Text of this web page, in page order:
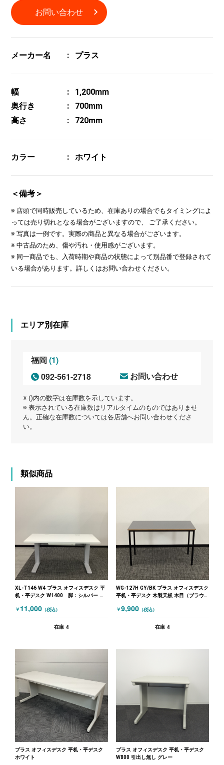
お問い合わせ
メーカー名 プラス
幅
1,200mm
奥行き
700mm
高さ
720mm
カラー ホワイト
＜備考＞
※ 店頭で同時販売しているため、在庫ありの場合でもタイミングによ
っては売り切れとなる場合がございますので、 ご了承ください。
※ 写真は一例です。実際の商品と異なる場合がございます。
※ 中古品のため、傷や汚れ・使用感がございます。
※ 同一商品でも、入荷時期や商品の状態によって別品番で登録されて
いる場合があります。詳しくはお問い合わせください。
エリア別在庫
福岡(1)
092-561-2718
お問い合わせ
※ ()内の数字は在庫数を示しています。
※ 表示されている在庫数はリアルタイムのものではありませ
ん。正確な在庫数については各店舗へお問い合わせくださ
い。
類似商品
XL-T146 W4 プラス オフィスデスク 平
机・平デスク W1400 脚：シルバー ホ
￥ 11,000 （税込）
在庫 4
WG-127H GY/BK プラス オフィスデスク
平机・平デスク 木製天板 木目（ブラウ
￥9,900 （税込）
在庫 4
プラス オフィスデスク 平机・平デスク
ホワイト
プラス オフィスデスク 平机・平デスク
W800 引出し無し グレー